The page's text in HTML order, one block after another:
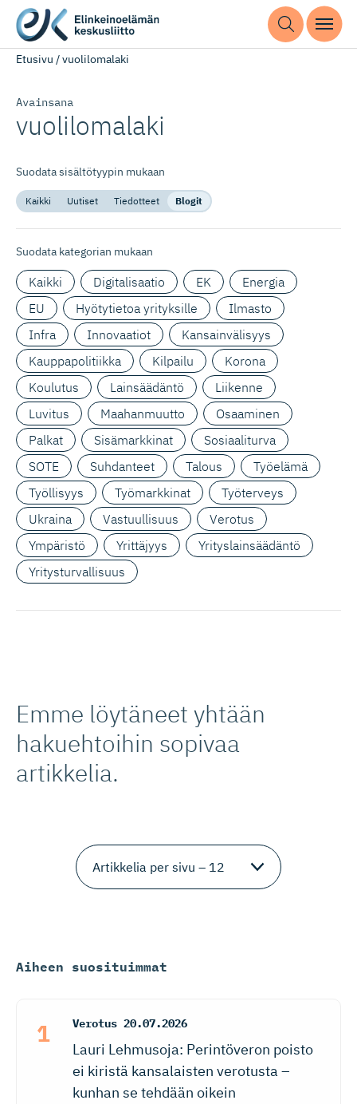
Etusivu /vuolilomalaki
Avainsana
vuolilomalaki
Suodata sisältötyypin mukaan
Kaikki Uutiset Tiedotteet Blogit
Suodata kategorian mukaan
Kaikki Digitalisaatio EK
Energia
EU
Hyötytietoa yrityksille
Ilmasto
Infra
Innovaatiot
Kansainvälisyys
Kauppapolitiikka
Kilpailu
Korona
Koulutus
Lainsäädäntö
Liikenne
Luvitus
Maahanmuutto
Osaaminen
Palkat
Sisämarkkinat
Sosiaaliturva
SOTE
Suhdanteet Talous
Työelämä
Työllisyys
Työmarkkinat
Työterveys
Ukraina
Vastuullisuus
Verotus
Ympäristö
Yrittäjyys
Yrityslainsäädäntö
Yritysturvallisuus
Emme löytäneet yhtään
hakuehtoihin sopivaa
artikkelia.
Aiheen suosituimmat
Verotus 20.07.2026
Lauri Lehmusoja: Perintöveron poisto
ei kiristä kansalaisten verotusta –
kunhan se tehdään oikein